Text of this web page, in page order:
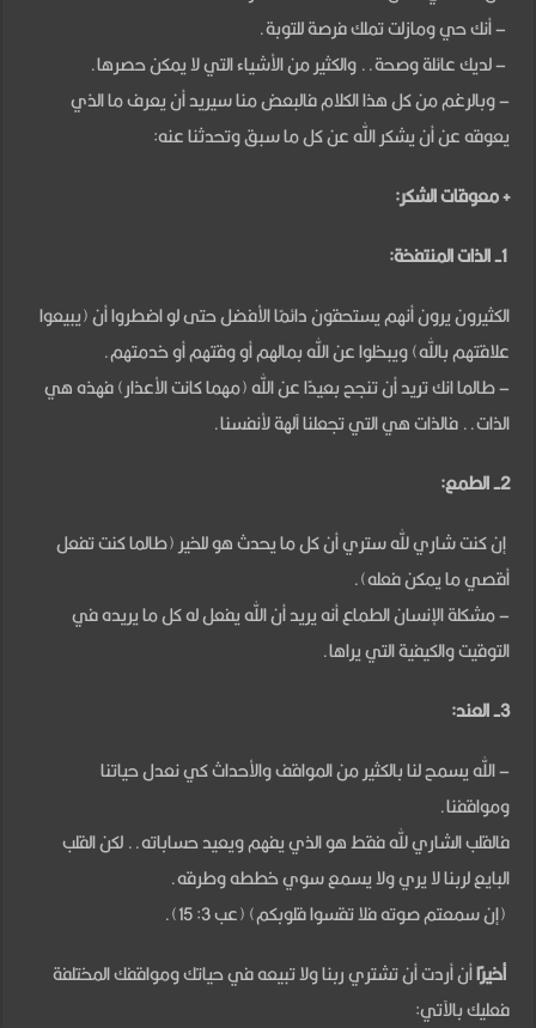
– أنك حي ومازلت تملك فرصة للتوبة.
– لديك عائلة وصحة.. والكثير من الأشياء التي لا يمكن حصرها.
– وبالرغم من كل هذا الكلام فالبعض منا سيريد أن يعرف ما الذي
يعوقه عن أن يشكر الله عن كل ما سبق وتحدثنا عنه:
+ معوقات الشكر:
1- الذات المنتفخة:
الكثيرون يرون أنهم يستحقون دائمًا الأفضل حتى لو اضطروا أن (يبيعوا
علاقتهم بالله) ويبخلوا عن الله بمالهم أو وقتهم أو خدمتهم.
– طالما انك تريد أن تنجح بعيدًا عن الله (مهما كانت الأعذار) فهذه هي
الذات.. فالذات هي التي تجعلنا آلهة لأنفسنا.
2- الطمع:
إن كنت شاري لله ستري أن كل ما يحدث هو للخير (طالما كنت تفعل
أقصي ما يمكن فعله).
– مشكلة الإنسان الطماع أنه يريد أن الله يفعل له كل ما يريده في
التوقيت والكيفية التي يراها.
3- العند:
– الله يسمح لنا بالكثير من المواقف والأحداث كي نعدل حياتنا
ومواقفنا.
فالقلب الشاري لله فقط هو الذي يفهم ويعيد حساباته.. لكن القلب
البايع لربنا لا يري ولا يسمع سوي خططه وطرقه.
(إن سمعتم صوته فلا تقسوا قلوبكم) (عب 3: 15).
أخيرًاأن أردت أن تشتري ربنا ولا تبيعه في حياتك ومواقفك المختلفة
فعليك بالآتي: